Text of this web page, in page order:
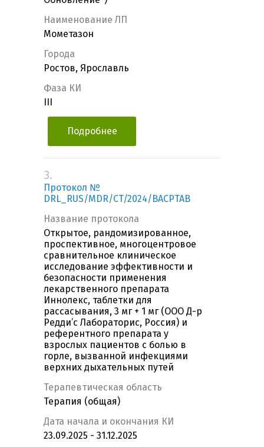
Наименование ЛП
Мометазон
Города
Ростов, Ярославль
Фаза КИ
Подробнее
3.
Протокол №
DRL_RUS/MDR/CT/2024/BACPTAB
Название протокола
Открытое, рандомизированное,
проспективное, многоцентровое
сравнительное клиническое
исследование эффективности и
безопасности применения
лекарственного препарата
Иннолекс, таблетки для
рассасывания, 3 мг + 1 мг (ООО Д-р
Редди’с Лабораторис, Россия) и
референтного препарата у
взрослых пациентов с болью в
горле, вызванной инфекциями
верхних дыхательных путей
Терапевтическая область
Терапия (общая)
Дата начала и окончания КИ
23.09.2025 - 31.12.2025